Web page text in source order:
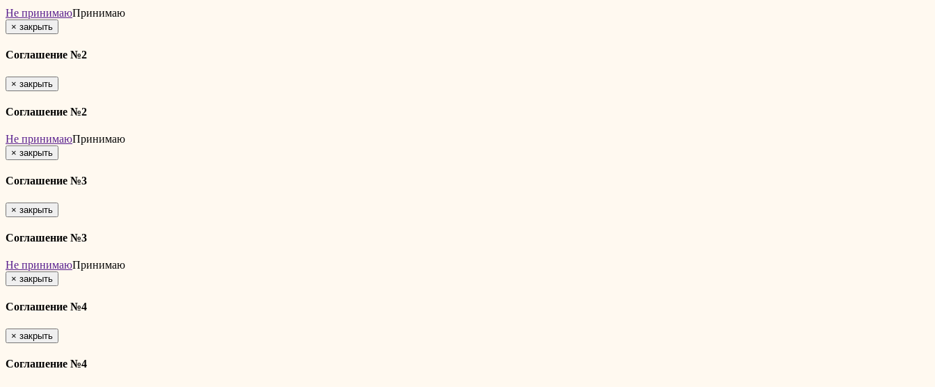
Не принимаюПринимаю
× закрыть
Соглашение №2
× закрыть
Соглашение №2
Не принимаюПринимаю
× закрыть
Соглашение №3
× закрыть
Соглашение №3
Не принимаюПринимаю
× закрыть
Соглашение №4
× закрыть
Соглашение №4